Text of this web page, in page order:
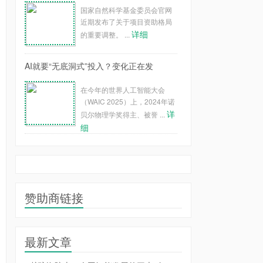
国家自然科学基金委员会官网
近期发布了关于项目资助格局
的重要调整。 ... 详细
AI就要“无底洞式”投入？变化正在发
在今年的世界人工智能大会
（WAIC 2025）上，2024年诺
贝尔物理学奖得主、被誉 ... 详
细
赞助商链接
最新文章